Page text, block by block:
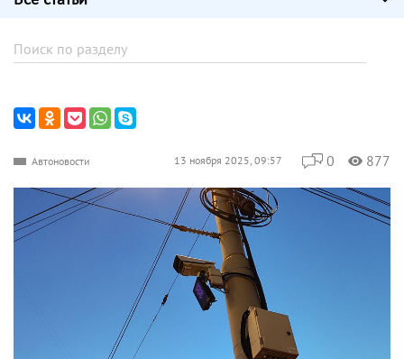
Автоновости 13 ноября 2025, 09:57 0 877